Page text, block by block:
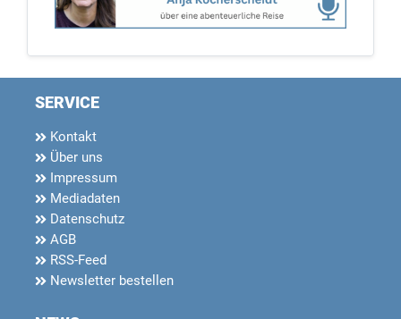
SERVICE
Kontakt
Über uns
Impressum
Mediadaten
Datenschutz
AGB
RSS-Feed
Newsletter bestellen